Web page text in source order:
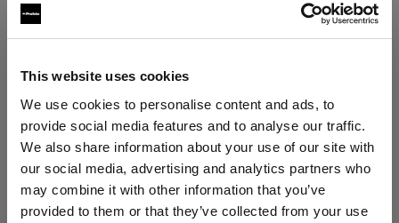
This website uses cookies
We use cookies to personalise content and ads, to
provide social media features and to analyse our traffic.
We also share information about your use of our site with
our social media, advertising and analytics partners who
may combine it with other information that you’ve
provided to them or that they’ve collected from your use